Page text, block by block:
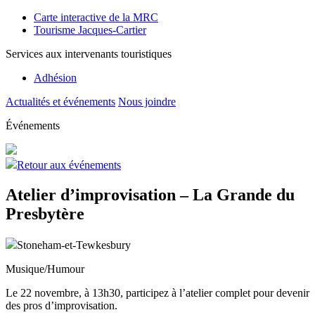
Carte interactive de la MRC
Tourisme Jacques-Cartier
Services aux intervenants touristiques
Adhésion
Actualités et événements Nous joindre
Événements
Retour aux événements
Atelier d’improvisation – La Grande du
Presbytère
Stoneham-et-Tewkesbury
Musique/Humour
Le 22 novembre, à 13h30, participez à l’atelier complet pour devenir
des pros d’improvisation.